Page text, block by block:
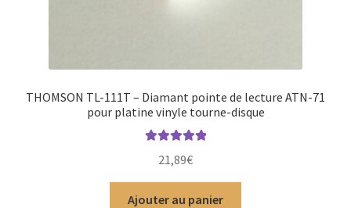
THOMSON TL-111T – Diamant pointe de lecture ATN-71
pour platine vinyle tourne-disque
5
21,89€
Ajouter au panier